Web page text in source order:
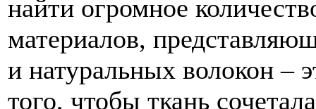
найти огромное
материалов,
и натуральных волокон –
того, чтобы ткань